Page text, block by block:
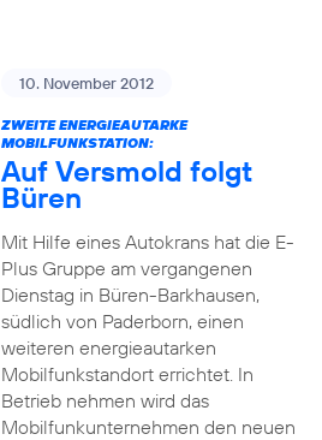
10. November 2012
ZWEITE ENERGIEAUTARKE
MOBILFUNKSTATION:
Auf Versmold folgt
Büren
Mit Hilfe eines Autokrans hat die E-
Plus Gruppe am vergangenen
Dienstag in Büren-Barkhausen,
südlich von Paderborn, einen
weiteren energieautarken
Mobilfunkstandort errichtet. In
Betrieb nehmen wird das
Mobilfunkunternehmen den neuen